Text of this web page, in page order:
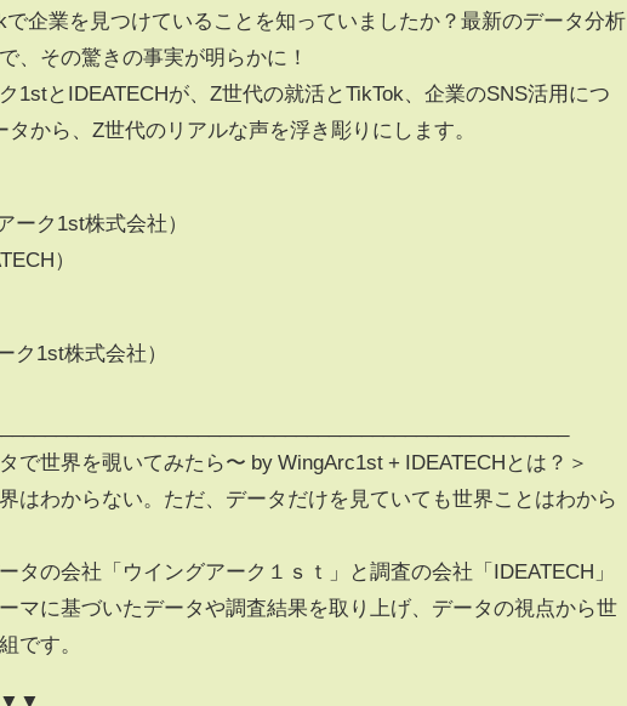
で企業を見つけていることを知っていましたか？最新のデータ分析
、その驚きの事実が明らかに！
1stとIDEATECHが、Z世代の就活とTikTok、企業のSNS活用につ
から、Z世代のリアルな声を浮き彫りにします。
ーク1st株式会社）
）
ク1st株式会社）
で世界を覗いてみたら〜 by WingArc1st + IDEATECHとは？＞
はわからない。ただ、データだけを見ていても世界ことはわから
タの会社「ウイングアーク１ｓｔ」と調査の会社「IDEATECH」
マに基づいたデータや調査結果を取り上げ、データの視点から世
です。
▼▼